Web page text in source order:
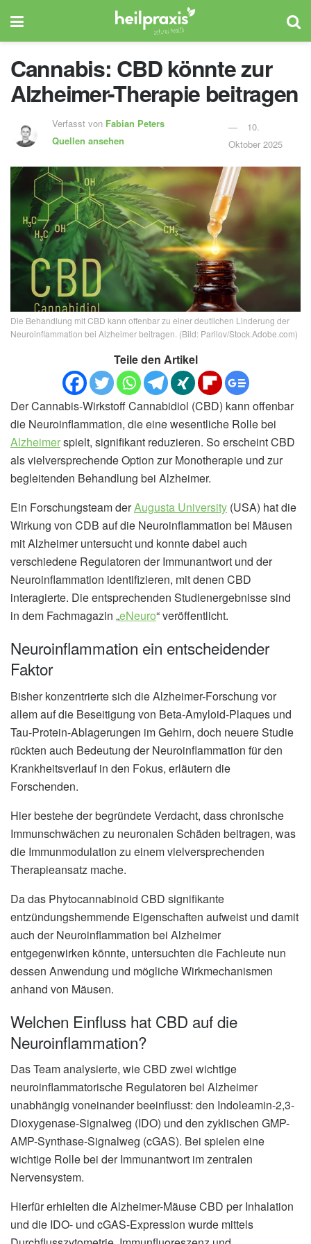
Cannabis: CBD könnte zur
Alzheimer-Therapie beitragen
Verfasst von Fabian Peters
Quellen ansehen
10.
Oktober 2025
Die Behandlung mit CBD kann offenbar zu einer deutlichen Linderung der
Neuroinflammation bei Alzheimer beitragen. (Bild: Parilov/Stock.Adobe.com)
Teile den Artikel
Der Cannabis-Wirkstoff Cannabidiol (CBD) kann offenbar
die Neuroinflammation, die eine wesentliche Rolle bei
Alzheimerspielt, signifikant reduzieren. So erscheint CBD
als vielversprechende Option zur Monotherapie und zur
begleitenden Behandlung bei Alzheimer.
Ein Forschungsteam derAugusta University (USA) hat die
Wirkung von CDB auf die Neuroinflammation bei Mäusen
mit Alzheimer untersucht und konnte dabei auch
verschiedene Regulatoren der Immunantwort und der
Neuroinflammation identifizieren, mit denen CBD
interagierte. Die entsprechenden Studienergebnisse sind
in dem Fachmagazin „eNeuro“ veröffentlicht.
Neuroinflammation ein entscheidender
Faktor
Bisher konzentrierte sich die Alzheimer-Forschung vor
allem auf die Beseitigung von Beta-Amyloid-Plaques und
Tau-Protein-Ablagerungen im Gehirn, doch neuere Studie
rückten auch Bedeutung der Neuroinflammation für den
Krankheitsverlauf in den Fokus, erläutern die
Forschenden.
Hier bestehe der begründete Verdacht, dass chronische
Immunschwächen zu neuronalen Schäden beitragen, was
die Immunmodulation zu einem vielversprechenden
Therapieansatz mache.
Da das Phytocannabinoid CBD signifikante
entzündungshemmende Eigenschaften aufweist und damit
auch der Neuroinflammation bei Alzheimer
entgegenwirken könnte, untersuchten die Fachleute nun
dessen Anwendung und mögliche Wirkmechanismen
anhand von Mäusen.
Welchen Einfluss hat CBD auf die
Neuroinflammation?
Das Team analysierte, wie CBD zwei wichtige
neuroinflammatorische Regulatoren bei Alzheimer
unabhängig voneinander beeinflusst: den Indoleamin-2,3-
Dioxygenase-Signalweg (IDO) und den zyklischen GMP-
AMP-Synthase-Signalweg (cGAS). Bei spielen eine
wichtige Rolle bei der Immunantwort im zentralen
Nervensystem.
Hierfür erhielten die Alzheimer-Mäuse CBD per Inhalation
und die IDO- und cGAS-Expression wurde mittels